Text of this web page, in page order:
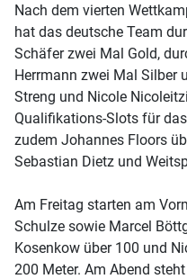
Nach dem vierten
hat das deutsche Team
Schäfer zwei Mal Gold,
Herrmann zwei Mal Silber
Streng und Nicole
Qualifikations-Slots für
zudem Johannes Floors
Sebastian Dietz und
Am Freitag starten am
Schulze sowie Marcel
Kosenkow über 100 und
200 Meter. Am Abend